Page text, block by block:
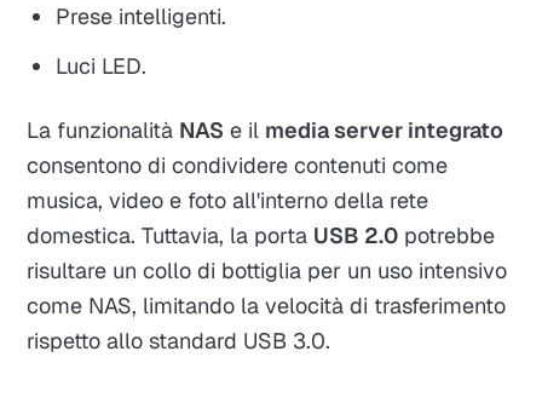
Prese intelligenti.
Luci LED.
La funzionalità NAS e il media server integrato
consentono di condividere contenuti come
musica, video e foto all'interno della rete
domestica. Tuttavia, la porta USB 2.0 potrebbe
risultare un collo di bottiglia per un uso intensivo
come NAS, limitando la velocità di trasferimento
rispetto allo standard USB 3.0.